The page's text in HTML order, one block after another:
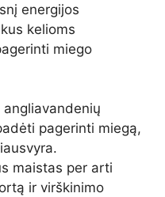
energijos
kelioms
miego
pagerinti miegą,
maistas per arti
ir virškinimo